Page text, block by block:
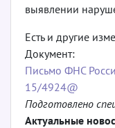
выявлении
Есть и другие
Документ:
Письмо ФНС
15/4924@
Подготовлено
Актуальные